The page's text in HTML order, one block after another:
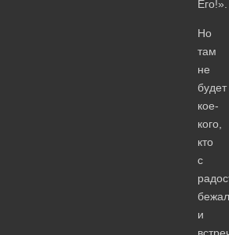
Его!».
Но
там
не
будет
кое-
кого,
кто
с
бежал
и